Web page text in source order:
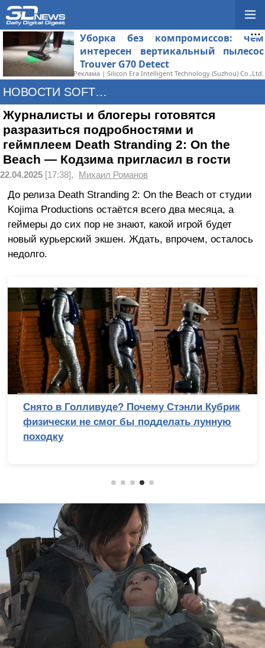
Уборка без компромиссов: чем
интересен вертикальный пылесос
Trouver G70 Detect
Реклама | Silicon Era Intelligent Technology (Suzhou) Co.,Ltd.
НОВОСТИ SOFTWARE
Журналисты и блогеры готовятся
разразиться подробностями и
геймплеем Death Stranding 2: On the
Beach — Кодзима пригласил в гости
22.04.2025 [17:38], Михаил Романов
До релиза Death Stranding 2: On the Beach от студии
Kojima Productions остаётся всего два месяца, а
геймеры до сих пор не знают, какой игрой будет
новый курьерский экшен. Ждать, впрочем, осталось
недолго.
Снято в Голливуде? Почему Стэнли Кубрик
физически не смог бы подделать лунную
походку